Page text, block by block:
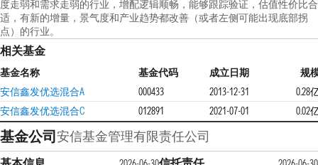
度走弱和需求走弱的行业，增配逻辑顺畅，能够跟踪验证，估值性价比合
适，有新的增量，景气度和产业趋势都改善（或者左侧可能出现底部拐
点）的行业。
相关基金
基金名称 基金代码 成立日期
规
安信鑫发优选混合A
000433 2013-12-31
0.28
安信鑫发优选混合C
012891 2021-07-01 0.02
基金公司安信基金管理有限责任公司